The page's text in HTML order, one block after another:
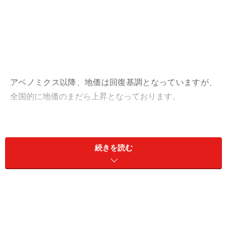
アベノミクス以降、地価は回復基調となっていますが、
全国的に地価のまだら上昇となっております。
続きを読む